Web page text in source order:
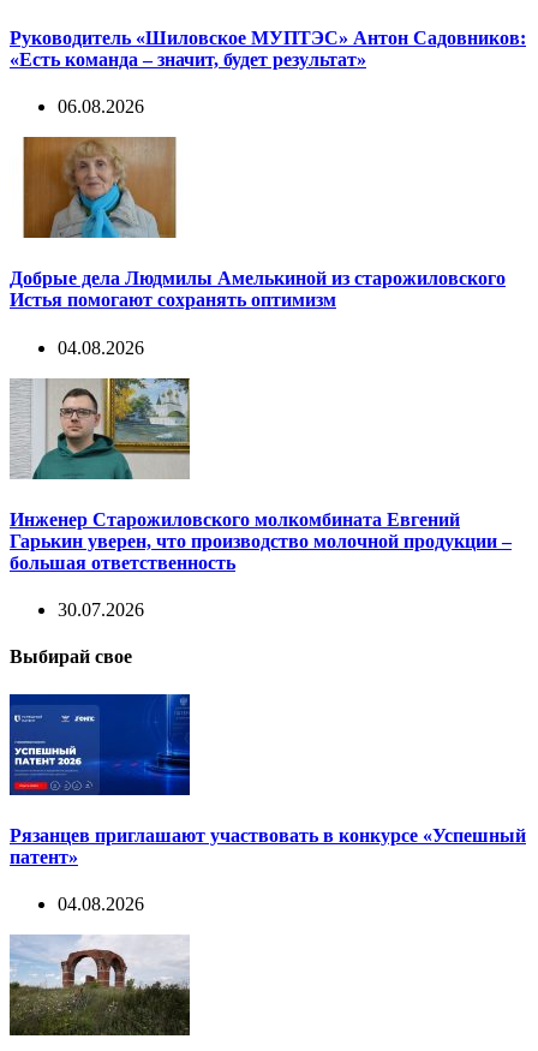
Руководитель «Шиловское МУПТЭС» Антон Садовников:
«Есть команда – значит, будет результат»
06.08.2026
Добрые дела Людмилы Амелькиной из старожиловского
Истья помогают сохранять оптимизм
04.08.2026
Инженер Старожиловского молкомбината Евгений
Гарькин уверен, что производство молочной продукции –
большая ответственность
30.07.2026
Выбирай свое
Рязанцев приглашают участвовать в конкурсе «Успешный
патент»
04.08.2026